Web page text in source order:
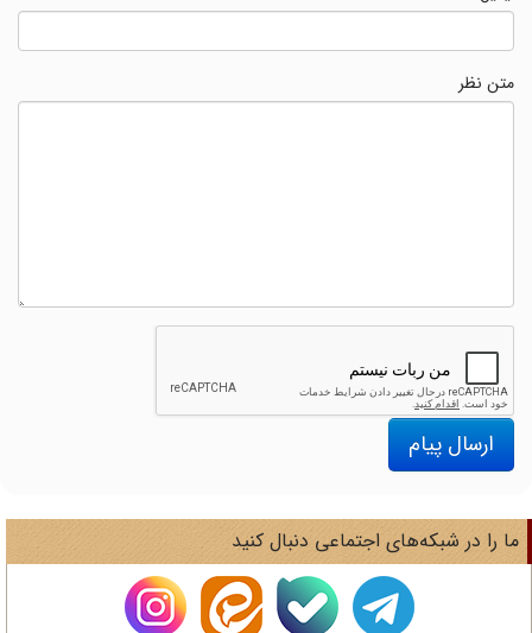
متن نظر
ارسال پیام
را در شبکه‌های اجتماعی دنبال کنید